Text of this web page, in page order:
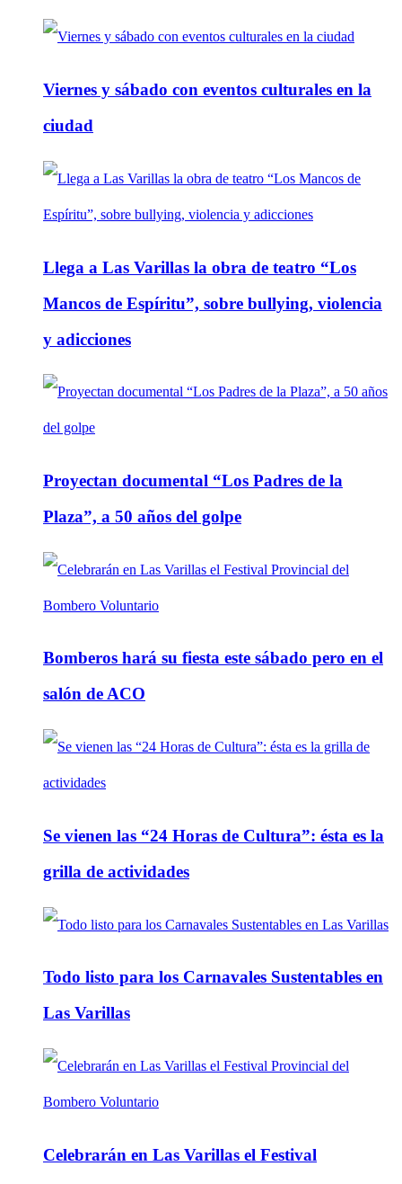
Viernes y sábado con eventos culturales en la
ciudad
Llega a Las Varillas la obra de teatro “Los
Mancos de Espíritu”, sobre bullying, violencia
y adicciones
Proyectan documental “Los Padres de la
Plaza”, a 50 años del golpe
Bomberos hará su fiesta este sábado pero en el
salón de ACO
Se vienen las “24 Horas de Cultura”: ésta es la
grilla de actividades
Todo listo para los Carnavales Sustentables en
Las Varillas
Celebrarán en Las Varillas el Festival